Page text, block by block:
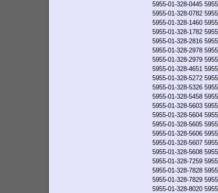
5955-01-328-0445
5955-01-328-0782
5955-01-328-1460
5955-01-328-1782
5955-01-328-2816
5955-01-328-2978
5955-01-328-2979
5955-01-328-4651
5955-01-328-5272
5955-01-328-5326
5955-01-328-5458
5955-01-328-5603
5955-01-328-5604
5955-01-328-5605
5955-01-328-5606
5955-01-328-5607
5955-01-328-5608
5955-01-328-7259
5955-01-328-7828
5955-01-328-7829
5955-01-328-8020